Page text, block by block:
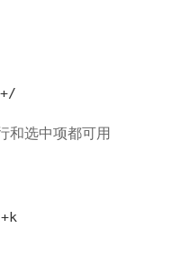
和选中项都可用